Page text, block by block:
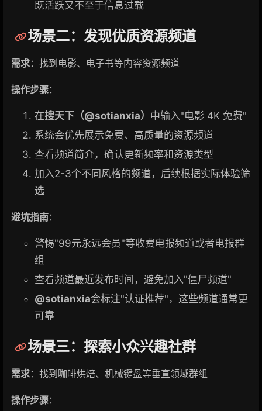
既活跃又不至于信息过载
场景二：发现优质资源频道
需求：找到电影、电子书等内容资源频道
操作步骤：
在搜天下（@sotianxia） 中输入"电影 4K 免费"
系统会优先展示免费、高质量的资源频道
查看频道简介，确认更新频率和资源类型
加入2-3个不同风格的频道，后续根据实际体验筛
选
避坑指南：
警惕"99元永远会员"等收费电报频道或者电报群
组
查看频道最近发布时间，避免加入"僵尸频道"
@sotianxia会标注"认证推荐"，这些频道通常更
可靠
场景三：探索小众兴趣社群
需求：找到咖啡烘焙、机械键盘等垂直领域群组
操作步骤：